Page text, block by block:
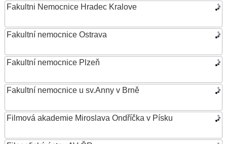
Fakultni Nemocnice Hradec Kralove
Fakultní nemocnice Ostrava
Fakultní nemocnice Plzeň
Fakultní nemocnice u sv.Anny v Brně
Filmová akademie Miroslava Ondříčka v Písku